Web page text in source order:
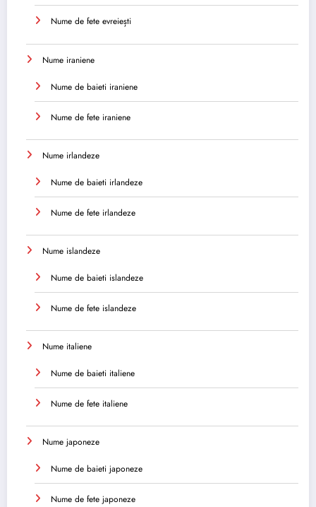
Nume de fete evreiești
Nume iraniene
Nume de baieti iraniene
Nume de fete iraniene
Nume irlandeze
Nume de baieti irlandeze
Nume de fete irlandeze
Nume islandeze
Nume de baieti islandeze
Nume de fete islandeze
Nume italiene
Nume de baieti italiene
Nume de fete italiene
Nume japoneze
Nume de baieti japoneze
Nume de fete japoneze